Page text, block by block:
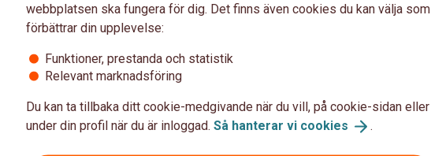
kreditkort nedan.
kortköp du inte har genomfört eller felaktiga kortköp
webbplatsen ska fungera för dig. Det finns även cookies du kan välja som
förbättrar din upplevelse:
Funktioner, prestanda och statistik
Relevant marknadsföring
Du kan ta tillbaka ditt cookie-medgivande när du vill, på cookie-sidan eller
under din profil när du är inloggad. Så hanterar vi cookies .